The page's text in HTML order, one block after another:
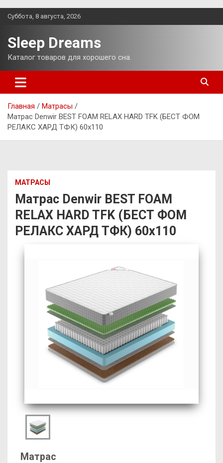
Перейти
Суббота, 8 августа, 2026
Sleep Dreams
Каталог товаров для хорошего сна.
Главная
Матрасы
Матрас Denwir BEST FOAM RELAX HARD TFK (БЕСТ ФОМ
РЕЛАКС ХАРД ТФК) 60х110
МАТРАСЫ
Матрас Denwir BEST FOAM
RELAX HARD TFK (БЕСТ ФОМ
РЕЛАКС ХАРД ТФК) 60х110
Матрас